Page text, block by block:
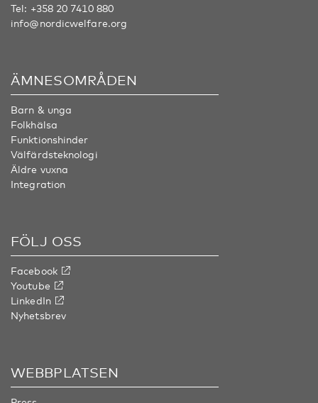
Tel: +358 20 7410 880
info@nordicwelfare.org
ÄMNESOMRÅDEN
Barn & unga
Folkhälsa
Funktionshinder
Välfärdsteknologi
Äldre vuxna
Integration
FÖLJ OSS
Facebook
Youtube
LinkedIn
Nyhetsbrev
WEBBPLATSEN